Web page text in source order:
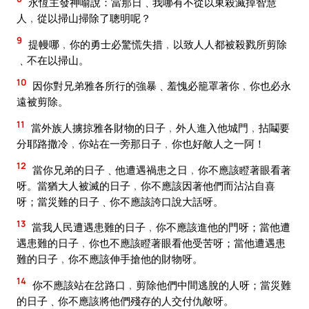
人﹐從以掃山掃除了聰明呢？
9 提幔哪﹐你的勇士必驚慌失措﹐以致人人都被殺戮所剪除
﹑不在以掃山。
10 因你對兄弟雅各所行的強暴﹑羞愧必籠罩著你﹐你也必永
遠被剪除。
11
當外族人擄掠雅各財物的日子﹐外人進入他城門﹐拈鬮要
分耶路撒冷﹐你站在一旁那日子﹐你也好敵人之一阿！
12 當你兄弟的日子﹑他遭遇禍患之日﹐你不應該瞪著眼看著
呀。當猶大人被滅的日子﹐你不應該因著他們而沾沾自喜
呀；當災難的日子﹑你不應該誇口說大話呀。
13 當我人民遭遇患難的日子﹐你不應該進他的門呀；當他遭
遇患難的日子﹐你也不應該瞪著眼看他受苦呀；當他遭遇患
難的日子﹐你不應該伸手搶他的財物呀。
14 你不應該站在岔路口﹐剪除他們中間逃脫的人呀；當災難
的日子﹑你不應該將他們殘存的人交付仇敵呀。